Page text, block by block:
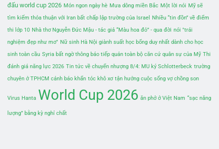
đấu world cup 2026 Món ngon ngày hè Mưa dông miền Bắc Một lời nói Mỹ sẽ
tìm kiếm thỏa thuận với Iran bất chấp lập trường của Israel
Nhiều “tin đồn” về điểm
thi lớp 10 Nhà thơ Nguyễn Đức Mậu - tác giả “Màu hoa đỏ” - qua đời nói "trải
nghiệm đẹp như mơ" Nữ sinh Hà Nội giành suất học bổng duy nhất dành cho học
sinh toàn cầu Syria bất ngờ thông báo tiếp quản toàn bộ căn cứ quân sự của Mỹ Thi
đánh giá năng lực 2026 Tin tức về chuyển nhượng 8/4: MU ký Schlotterbeck trường
chuyên ở TPHCM cảnh báo khẩn tóc khô xơ tận hưởng cuộc sống vợ chồng son
Virus Hanta World Cup 2026 ăn phở ở Việt Nam “sạc năng
lượng” bằng kỳ nghỉ chất